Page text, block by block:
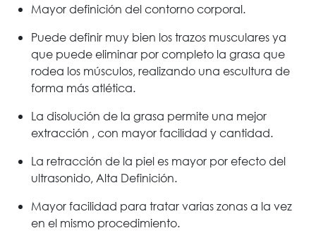
Mayor definición del contorno corporal.
Puede definir muy bien los trazos musculares ya
que puede eliminar por completo la grasa que
rodea los músculos, realizando una escultura de
forma más atlética.
La disolución de la grasa permite una mejor
extracción , con mayor facilidad y cantidad.
La retracción de la piel es mayor por efecto del
ultrasonido, Alta Definición.
Mayor facilidad para tratar varias zonas a la vez
en el mismo procedimiento.